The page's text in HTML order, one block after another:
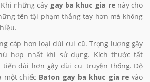
những cây gay ba khuc gia re này cho
tên tội phạm thẳng tay hơn mà không
cáp hơn loại dùi cui cũ. Trọng lượng gậy
hợp nhất khi sử dụng. Kích thước tất
tiến dài hơn gậy dùi cui truyền thống. Độ
một chiếc Baton gay ba khuc gia re vào